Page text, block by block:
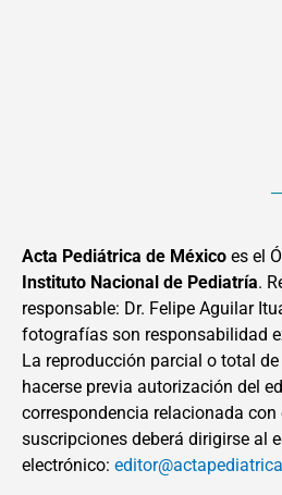
Acta Pediátrica de México es el
Instituto Nacional de Pediatría.
responsable: Dr. Felipe Aguilar
fotografías son responsabilidad
La reproducción parcial o total
hacerse previa autorización del
correspondencia relacionada
suscripciones deberá dirigirse al
electrónico: